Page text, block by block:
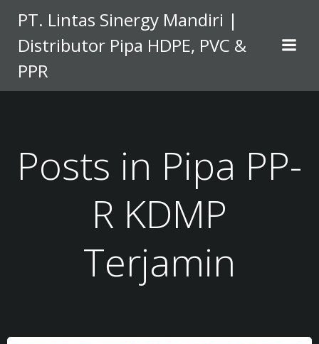
to
content
PT. Lintas Sinergy Mandiri |
Distributor Pipa HDPE, PVC &
PPR
Posts in Pipa PP-
R KDMP
Terjamin